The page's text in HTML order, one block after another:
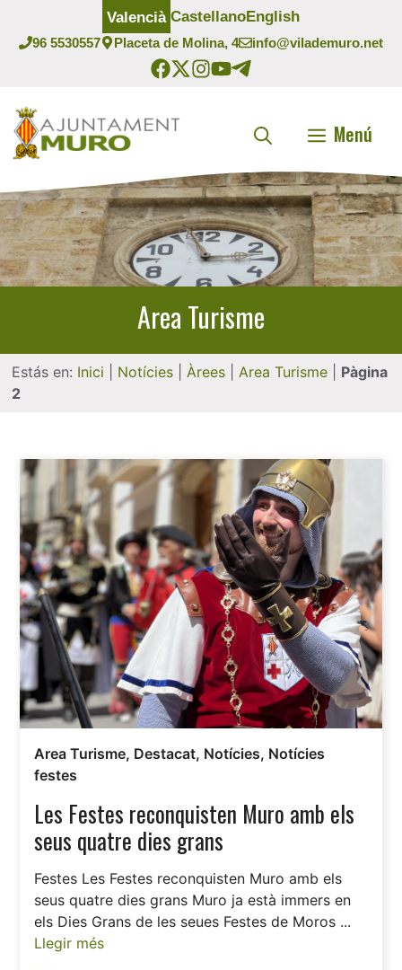
contingut
96 5530557 Placeta de Molina, 4 info@vilademuro.net
Valencià CastellanoEnglish
Menú
Area Turisme
Estás en: Inici Notícies Àrees Area Turisme
Pàgina
2
Area Turisme, Destacat, Notícies, Notícies
festes
Les Festes reconquisten Muro amb els
seus quatre dies grans
Festes Les Festes reconquisten Muro amb els
seus quatre dies grans Muro ja està immers en
els Dies Grans de les seues Festes de Moros ...
Llegir més